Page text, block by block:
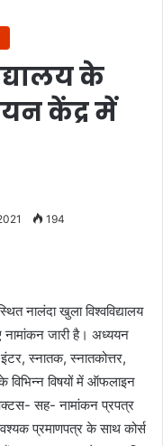
के
केंद्र में
194
नालंदा खुला विश्वविद्यालय
जारी है। अध्ययन
स्नातक, स्नातकोत्तर,
विभिन्न विषयों में ऑफलाइन
सह- नामांकन प्रपत्र
प्रमाणपत्र के साथ कोर्स